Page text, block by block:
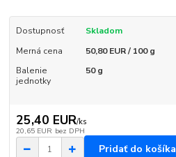
Dostupnosť
Skladom
Merná cena
50,80 EUR / 100 g
Balenie
jednotky
50 g
25,40 EUR/ks
20,65 EUR bez DPH
Pridať do košíka